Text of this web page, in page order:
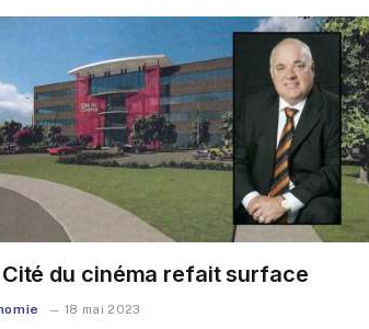
Cité du cinéma refait surface
18 mai 2023